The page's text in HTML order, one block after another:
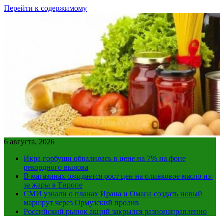
Перейти к содержимому
6 августа, 2026
Икра горбуши обвалилась в цене на 7% на фоне
рекордного вылова
В магазинах ожидается рост цен на оливковое масло из-
за жары в Европе
СМИ узнали о планах Ирана и Омана создать новый
маршрут через Ормузский пролив
Российский рынок акций закрылся разнонаправленно